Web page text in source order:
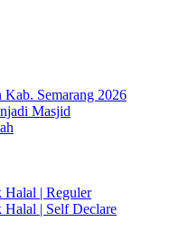
Kab. Semarang 2026
Masjid
Halal | Reguler
Halal | Self Declare